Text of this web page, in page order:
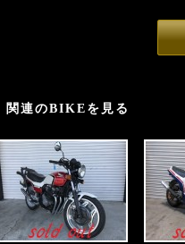
関連のBIKEを見る